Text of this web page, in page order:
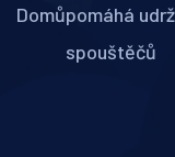
Domůpomáhá
spouštěčů